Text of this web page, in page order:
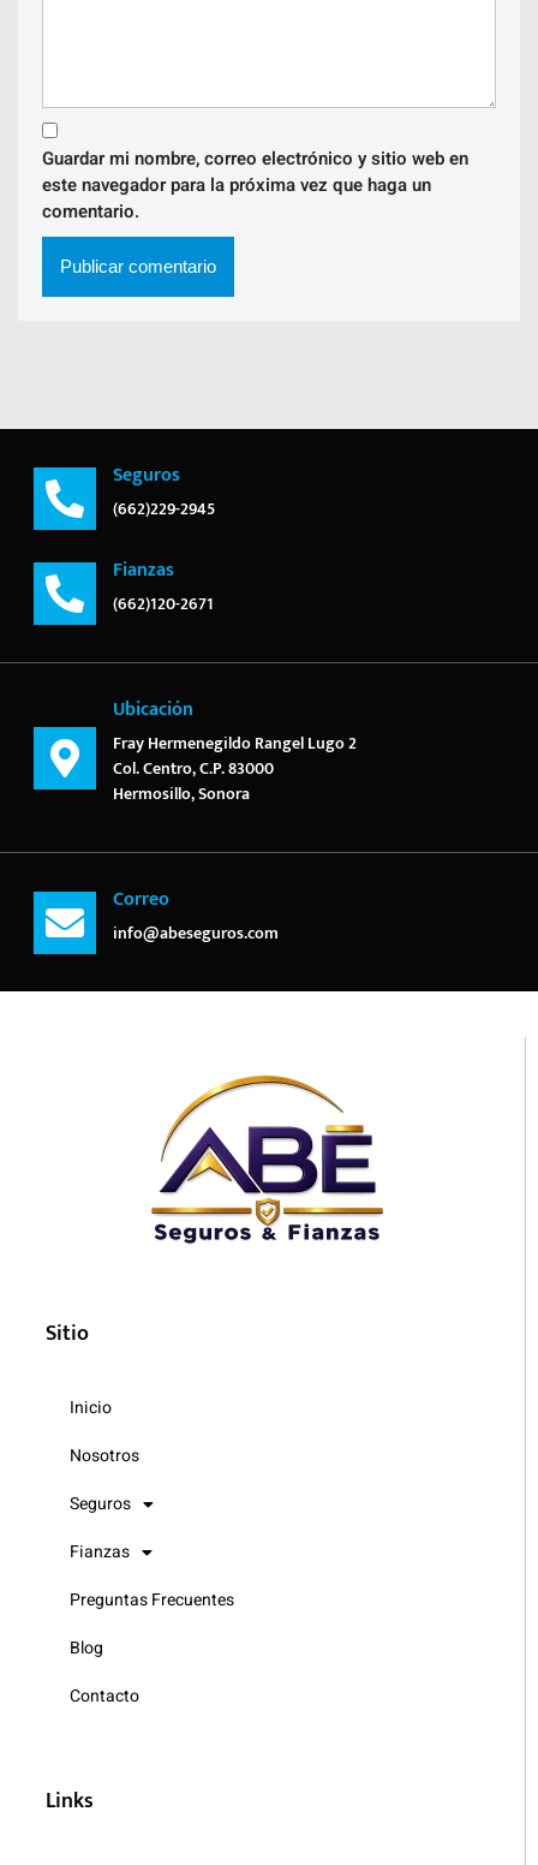
Guardar mi nombre, correo electrónico y sitio web en
este navegador para la próxima vez que haga un
comentario.
Seguros
(662)229-2945
Fianzas
(662)120-2671
Ubicación
Fray Hermenegildo Rangel Lugo 2
Col. Centro, C.P. 83000
Hermosillo, Sonora
Correo
info@abeseguros.com
Sitio
Inicio
Nosotros
Seguros
Fianzas
Preguntas Frecuentes
Blog
Contacto
Links